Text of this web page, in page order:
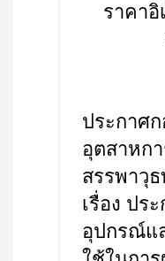
ราคาอิ
ประกาศ
อุตสาหก
สรรพาวุ
เรื่อง ปร
อุปกรณ์แ